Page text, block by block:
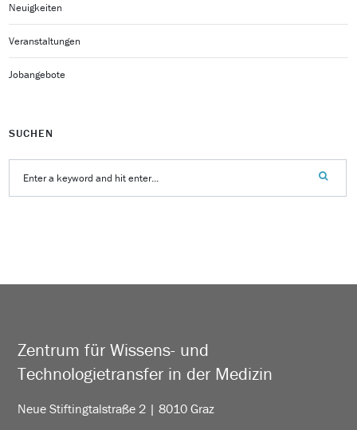
Neuigkeiten
Veranstaltungen
Jobangebote
SUCHEN
Zentrum für Wissens- und
Technologietransfer in der Medizin
Neue Stiftingtalstraße 2 | 8010 Graz